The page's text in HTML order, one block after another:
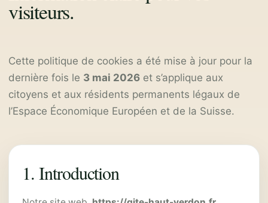
visiteurs.
Cette politique de cookies a été mise à jour pour la
dernière fois le 3 mai 2026 et s’applique aux
citoyens et aux résidents permanents légaux de
l’Espace Économique Européen et de la Suisse.
1. Introduction